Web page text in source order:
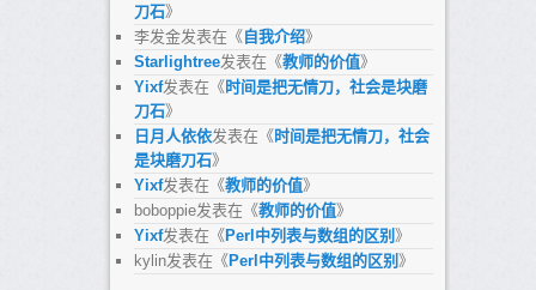
刀石》
李发金发表在《 自我介绍》
Starlightree发表在《教师的价值》
Yixf发表在《 时间是把无情刀，社会是块磨
刀石》
日月人依依发表在《 时间是把无情刀，社会
是块磨刀石》
Yixf发表在《教师的价值》
boboppie发表在《教师的价值》
Yixf发表在《 Perl中列表与数组的区别 》
kylin发表在《 Perl中列表与数组的区别 》